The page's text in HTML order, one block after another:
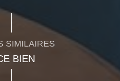
SIMILAIRES
BIEN